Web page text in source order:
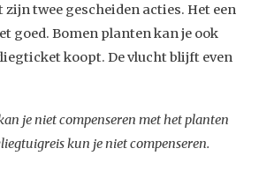
twee gescheiden acties. Het een
goed. Bomen planten kan je ook
koopt. De vlucht blijft even
je niet compenseren met het planten
kun je niet compenseren.